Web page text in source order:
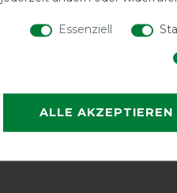
Essenziell
ALLE AKZEPTIEREN